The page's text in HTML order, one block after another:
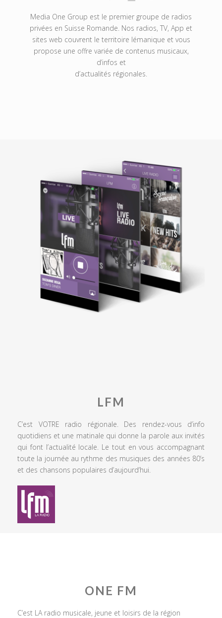
Media One Group est le premier groupe de radios
privées en Suisse Romande. Nos radios, TV, App et
sites web couvrent le territoire lémanique et vous
propose une offre variée de contenus musicaux,
d’infos et
d’actualités régionales.
LFM
C’est VOTRE radio régionale. Des rendez-vous d’info
quotidiens et une matinale qui donne la parole aux invités
qui font l’actualité locale. Le tout en vous accompagnant
toute la journée au rythme des musiques des années 80’s
et des chansons populaires d’aujourd’hui.
ONE FM
C’est LA radio musicale, jeune et loisirs de la région